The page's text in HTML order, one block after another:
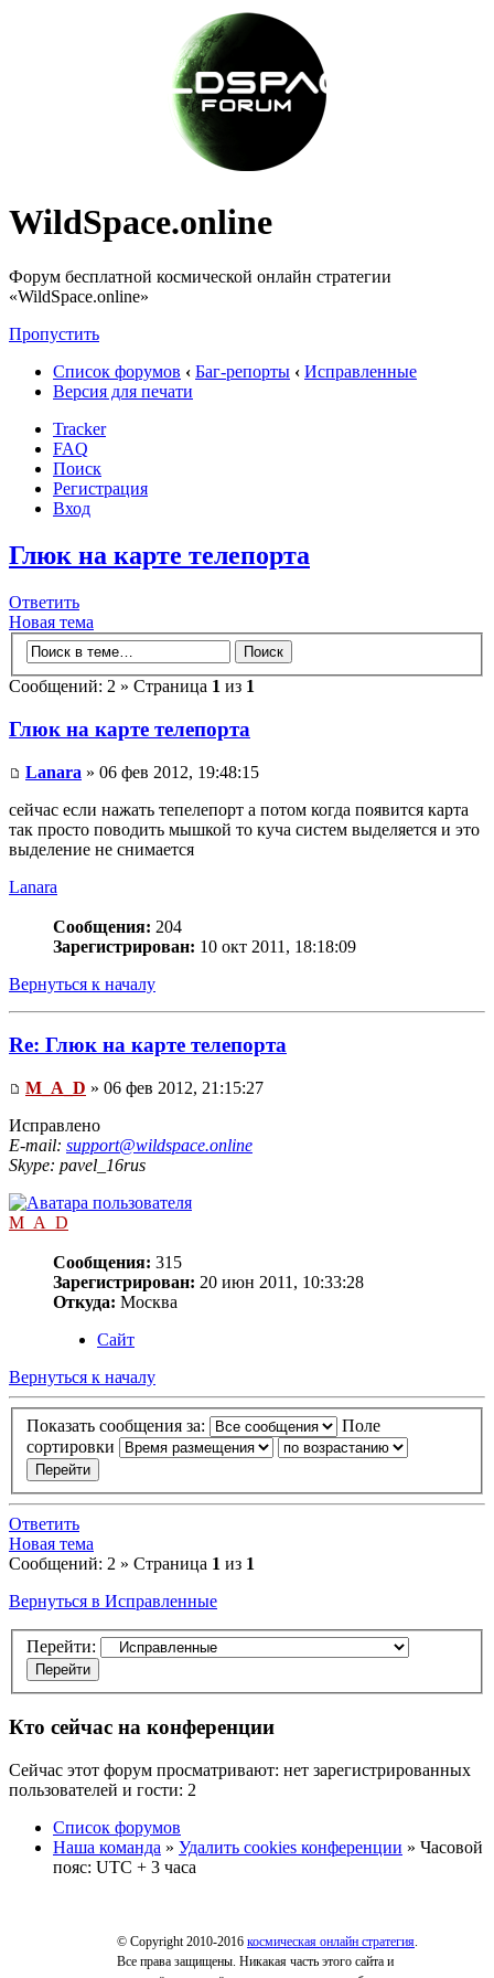
WildSpace.online
Форум бесплатной космической онлайн стратегии
«WildSpace.online»
Пропустить
Список форумов ‹ Баг-репорты ‹ Исправленные
Версия для печати
Tracker
FAQ
Поиск
Регистрация
Вход
Глюк на карте телепорта
Ответить
Новая тема
Сообщений: 2 » Страница 1 из 1
Глюк на карте телепорта
Lanara » 06 фев 2012, 19:48:15
сейчас если нажать тепелепорт а потом когда появится карта
так просто поводить мышкой то куча систем выделяется и это
выделение не снимается
Lanara
Сообщения: 204
Зарегистрирован: 10 окт 2011, 18:18:09
Вернуться к началу
Re: Глюк на карте телепорта
M_A_D » 06 фев 2012, 21:15:27
Исправлено
E-mail: support@wildspace.online
Skype: pavel_16rus
M_A_D
Сообщения: 315
Зарегистрирован: 20 июн 2011, 10:33:28
Откуда: Москва
Сайт
Вернуться к началу
Показать сообщения за:
Поле
сортировки
Ответить
Новая тема
Сообщений: 2 » Страница 1 из 1
Вернуться в Исправленные
Перейти:
Кто сейчас на конференции
Сейчас этот форум просматривают: нет зарегистрированных
пользователей и гости: 2
Список форумов
Наша команда » Удалить cookies конференции » Часовой
пояс: UTC + 3 часа
© Copyright 2010-2016 космическая онлайн стратегия
Все права защищены. Никакая часть этого сайта и